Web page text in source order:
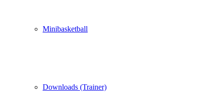
Minibasketball
Downloads (Trainer)